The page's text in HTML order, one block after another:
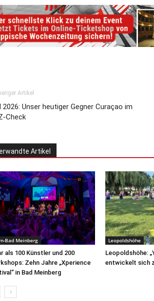
Artikel
2026: Unser heutiger Gegner Curaçao im
Check
Artikel
Bad Meinberg
als 100 Künstler und 200
Zehn Jahre „Xperience
in Bad Meinberg
Leopoldshöhe
Leopoldshöhe:
entwickelt sich